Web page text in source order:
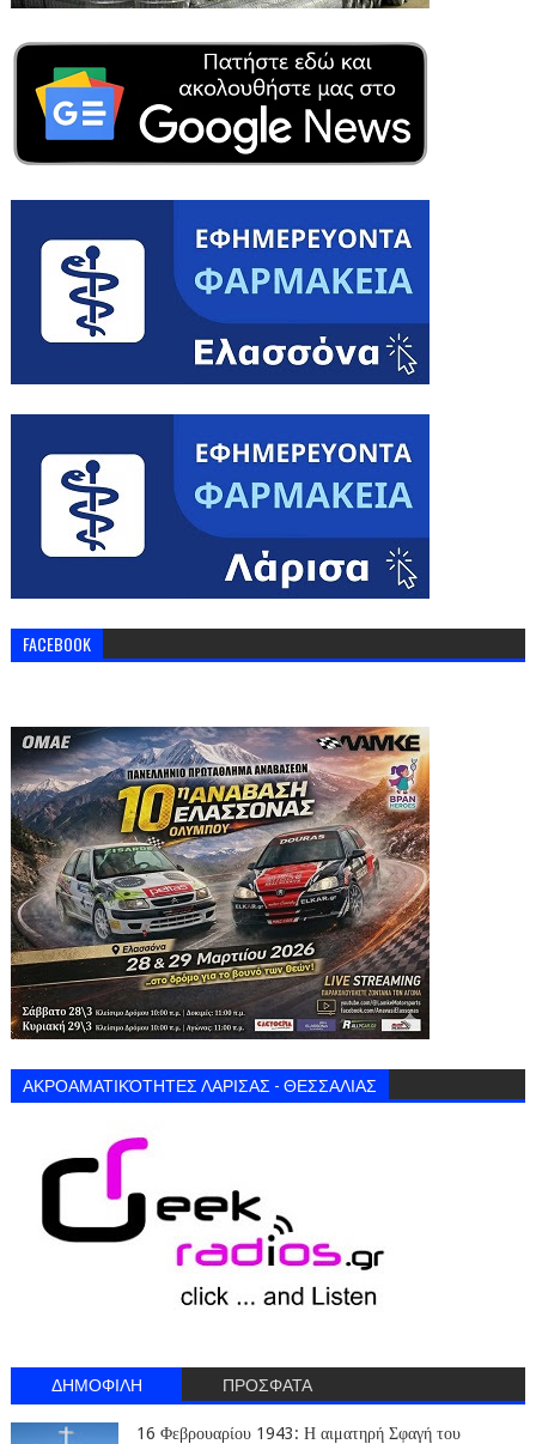
FACEBOOK
ΑΚΡΟΑΜΑΤΙΚΌΤΗΤΕΣ ΛΑΡΙΣΑΣ - ΘΕΣΣΑΛΙΑΣ
ΔΗΜΟΦΙΛΗ ΠΡΟΣΦΑΤΑ
16 Φεβρουαρίου 1943: Η αιματηρή Σφαγή του